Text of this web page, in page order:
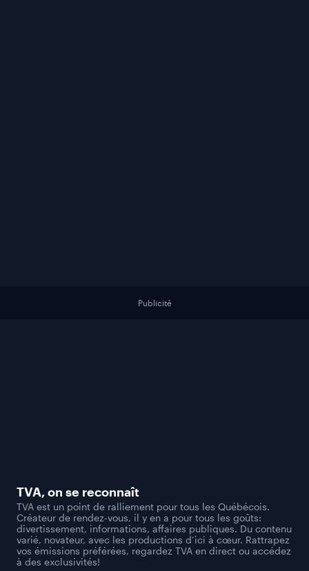
Publicité
TVA, on se reconnaît
TVA est un point de ralliement pour tous les Québécois.
Créateur de rendez-vous, il y en a pour tous les goûts:
divertissement, informations, affaires publiques. Du contenu
varié, novateur, avec les productions d’ici à cœur. Rattrapez
vos émissions préférées, regardez TVA en direct ou accédez
à des exclusivités!